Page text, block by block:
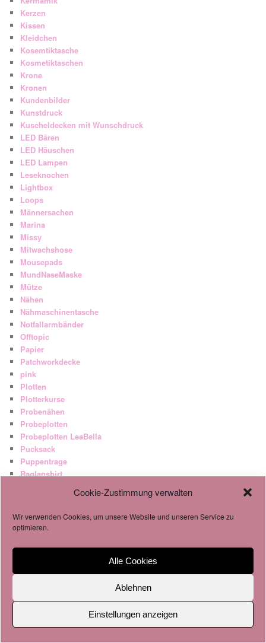
Cookie-Zustimmung verwalten
Wir verwenden Cookies, um unsere Website und unseren Service zu
optimieren.
Alle Cookies
Ablehnen
Einstellungen anzeigen
Kerzen
Kissen
Kleidchen
Kosemtiktasche
Kosmetiktaschen
Krone
Kronen
Kundenbilder
Kunstdruck
Kuscheldecken mit Wunschdruck
LED Bären
LED Häuschen
LED Lampen
Leseknochen
Lightbox
Loops
Männersachen
Marina
Missy
Mitwachshose
Mousepads
MundNaseMaske
Mütze
Nähen
Nähmaschinentasche
Notfallarmbänder
Offtopic
Papier
Patchworkdecke
pink
Plotten
Plotterkurse
Probenähen
Probeplotten
Probeplotten LeaBella
Pucksack
Puppentrage
Raglanshirt
Schlüsselbänder
Schnullertasche
Shirts